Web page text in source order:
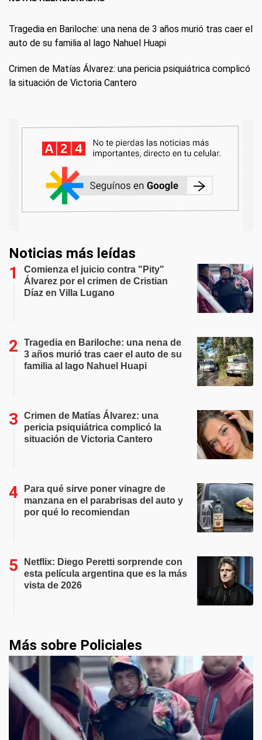
Tragedia en Bariloche: una nena de 3 años murió tras caer el
auto de su familia al lago Nahuel Huapi
Crimen de Matías Álvarez: una pericia psiquiátrica complicó
la situación de Victoria Cantero
Noticias más leídas
Comienza el juicio contra "Pity"
Álvarez por el crimen de Cristian
Díaz en Villa Lugano
Tragedia en Bariloche: una nena de
3 años murió tras caer el auto de su
familia al lago Nahuel Huapi
Crimen de Matías Álvarez: una
pericia psiquiátrica complicó la
situación de Victoria Cantero
Para qué sirve poner vinagre de
manzana en el parabrisas del auto y
por qué lo recomiendan
Netflix: Diego Peretti sorprende con
esta película argentina que es la más
vista de 2026
Más sobre Policiales